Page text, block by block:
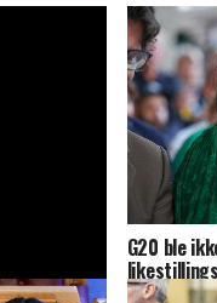
G20 ble